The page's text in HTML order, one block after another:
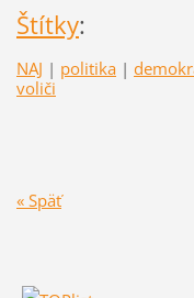
Štítky:
NAJ | politika |
voliči
« Späť